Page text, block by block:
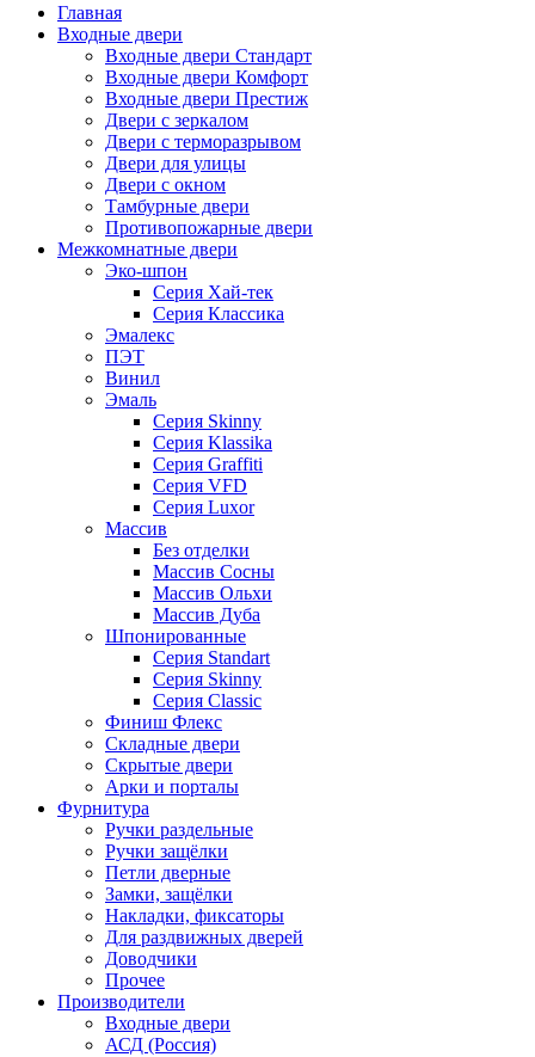
Главная
Входные двери
Входные двери Стандарт
Входные двери Комфорт
Входные двери Престиж
Двери с зеркалом
Двери с терморазрывом
Двери для улицы
Двери с окном
Тамбурные двери
Противопожарные двери
Межкомнатные двери
Эко-шпон
Серия Хай-тек
Серия Классика
Эмалекс
ПЭТ
Винил
Эмаль
Серия Skinny
Серия Klassika
Серия Graffiti
Серия VFD
Серия Luxor
Массив
Без отделки
Массив Сосны
Массив Ольхи
Массив Дуба
Шпонированные
Серия Standart
Серия Skinny
Серия Classic
Финиш Флекс
Складные двери
Скрытые двери
Арки и порталы
Фурнитура
Ручки раздельные
Ручки защёлки
Петли дверные
Замки, защёлки
Накладки, фиксаторы
Для раздвижных дверей
Доводчики
Прочее
Производители
Входные двери
АСД (Россия)